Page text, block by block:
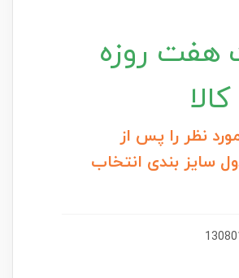
هفت روزه
نظر را پس از
سایز بندی انتخاب